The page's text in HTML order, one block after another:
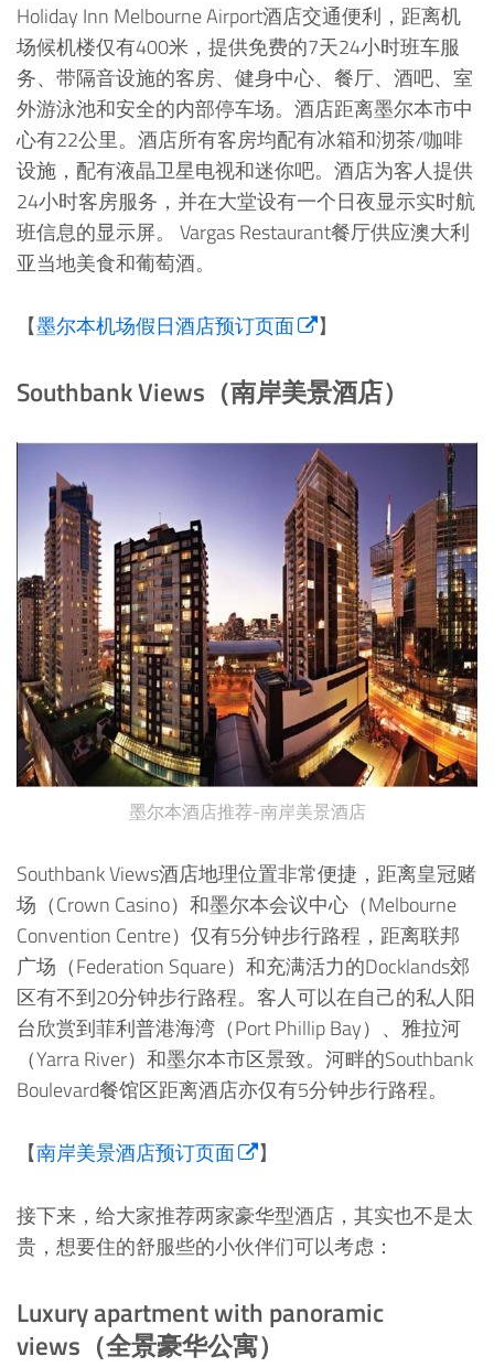
Holiday Inn Melbourne Airport酒店交通便利，距离机
场候机楼仅有400米，提供免费的7天24小时班车服
务、带隔音设施的客房、健身中心、餐厅、酒吧、室
外游泳池和安全的内部停车场。酒店距离墨尔本市中
心有22公里。酒店所有客房均配有冰箱和沏茶/咖啡
设施，配有液晶卫星电视和迷你吧。酒店为客人提供
24小时客房服务，并在大堂设有一个日夜显示实时航
班信息的显示屏。 Vargas Restaurant餐厅供应澳大利
亚当地美食和葡萄酒。
【墨尔本机场假日酒店预订页面 】
Southbank Views（南岸美景酒店）
墨尔本酒店推荐-南岸美景酒店
Southbank Views酒店地理位置非常便捷，距离皇冠赌
场（Crown Casino）和墨尔本会议中心（Melbourne
Convention Centre）仅有5分钟步行路程，距离联邦
广场（Federation Square）和充满活力的Docklands郊
区有不到20分钟步行路程。客人可以在自己的私人阳
台欣赏到菲利普港海湾（Port Phillip Bay）、雅拉河
（Yarra River）和墨尔本市区景致。河畔的Southbank
Boulevard餐馆区距离酒店亦仅有5分钟步行路程。
【南岸美景酒店预订页面 】
接下来，给大家推荐两家豪华型酒店，其实也不是太
贵，想要住的舒服些的小伙伴们可以考虑：
Luxury apartment with panoramic
views（全景豪华公寓）